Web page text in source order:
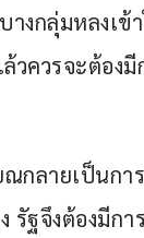
งกลุ่มหลงเข้
ควรจะต้อง
ณกลายเป็นก
รัฐจึงต้องมีก